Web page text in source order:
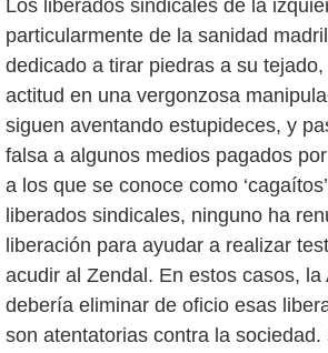
Los liberados sindicales de la
particularmente de la sanidad
dedicado a tirar piedras a su
actitud en una vergonzosa
siguen aventando estupideces, y
falsa a algunos medios pagados
a los que se conoce como
liberados sindicales, ninguno ha
liberación para ayudar a realizar
acudir al Zendal. En estos casos, la
debería eliminar de oficio esas
son atentatorias contra la